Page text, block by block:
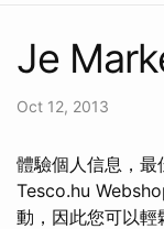
Je
Oct 12, 2013
體驗個人信息，
Tesco.hu
動，因此您可以